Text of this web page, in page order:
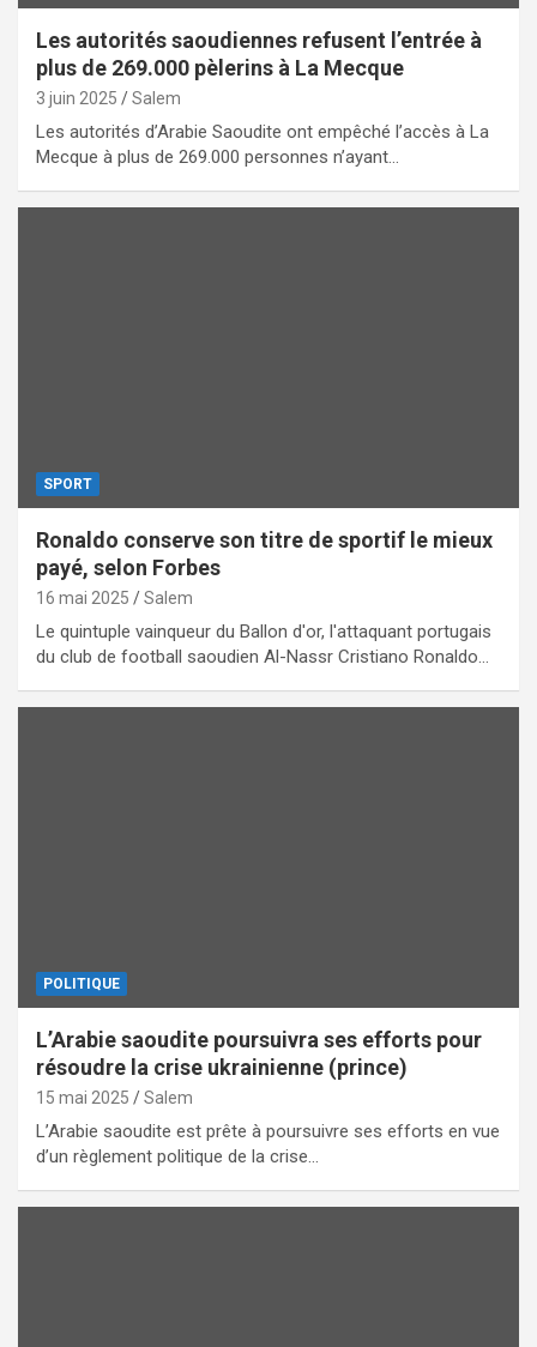
Les autorités saoudiennes refusent l’entrée à
plus de 269.000 pèlerins à La Mecque
3 juin 2025 Salem
Les autorités d’Arabie Saoudite ont empêché l’accès à La
Mecque à plus de 269.000 personnes n’ayant…
SPORT
Ronaldo conserve son titre de sportif le mieux
payé, selon Forbes
16 mai 2025 Salem
Le quintuple vainqueur du Ballon d'or, l'attaquant portugais
du club de football saoudien Al-Nassr Cristiano Ronaldo…
POLITIQUE
L’Arabie saoudite poursuivra ses efforts pour
résoudre la crise ukrainienne (prince)
15 mai 2025 Salem
L’Arabie saoudite est prête à poursuivre ses efforts en vue
d’un règlement politique de la crise…